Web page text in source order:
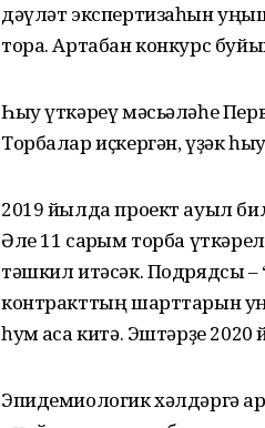
дәүләт экспертизаһын
тора. Артабан конкурс
Һыу үткәреү мәсьәләһе
Торбалар иҫкергән, үҙәк
2019 йылда проект ауыл
Әле 11 саҡрым торба
тәшкил итәсәк. Подрядсы –
контракттың шарттарын
һум аҡса китә. Эштәрҙе
Эпидемиологик хәлдәргә